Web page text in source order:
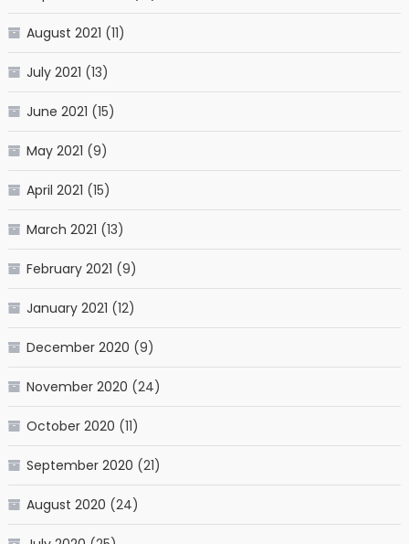
August 2021 (11)
July 2021 (13)
June 2021 (15)
May 2021 (9)
April 2021 (15)
March 2021 (13)
February 2021 (9)
January 2021 (12)
December 2020 (9)
November 2020 (24)
October 2020 (11)
September 2020 (21)
August 2020 (24)